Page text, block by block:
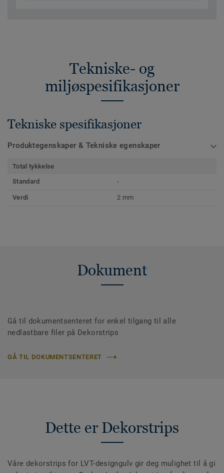
Tekniske- og
miljøspesifikasjoner
Tekniske spesifikasjoner
Produktegenskaper & Tekniske egenskaper
Total tykkelse
Standard
-
Verdi 2 mm
Dokument
Gå til dokumentsenteret for enkel tilgang til alle
nedlastbare filer på Dekorstrips
GÅ TIL DOKUMENTSENTERET
Dette er Dekorstrips
Våre dekorstrips for LVT-designgulv gir deg mulighet til å gi